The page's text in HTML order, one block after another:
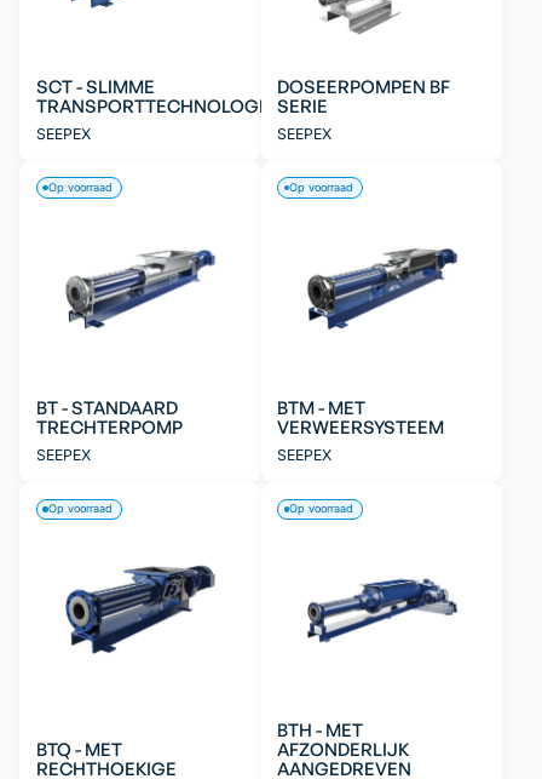
SCT - SLIMME
TRANSPORTTECHNOLOGIE
SEEPEX
DOSEERPOMPEN BF
SERIE
SEEPEX
BT - STANDAARD
TRECHTERPOMP
SEEPEX
Op voorraad
BTM - MET
VERWEERSYSTEEM
SEEPEX
Op voorraad
BTQ - MET
RECHTHOEKIGE
Op voorraad
BTH - MET
AFZONDERLIJK
AANGEDREVEN
Op voorraad